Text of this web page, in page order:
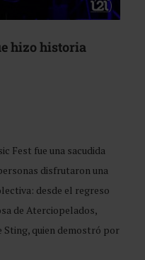
hizo historia
Fest fue una sacudida
disfrutaron una
desde el regreso
de Aterciopelados,
Sting, quien demostró por